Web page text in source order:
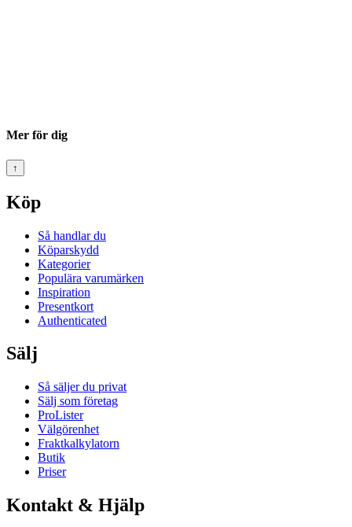
Mer för dig
↑
Köp
Så handlar du
Köparskydd
Kategorier
Populära varumärken
Inspiration
Presentkort
Authenticated
Sälj
Så säljer du privat
Sälj som företag
ProLister
Välgörenhet
Fraktkalkylatorn
Butik
Priser
Kontakt & Hjälp